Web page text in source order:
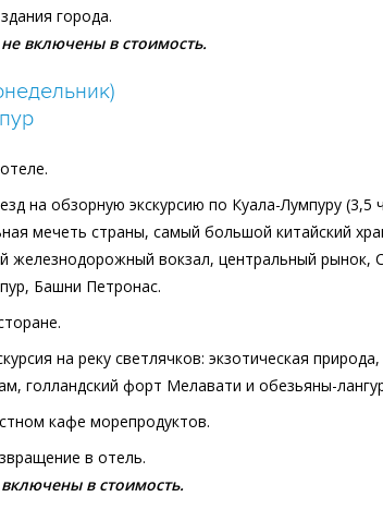
города.
включены в стоимость.
на обзорную экскурсию по Куала-Лумпуру
мечеть страны, самый большой китайский
железнодорожный вокзал, центральный рынок,
Башни Петронас.
на реку светлячков: экзотическая
голландский форт Мелавати и обезьяны-
кафе морепродуктов.
в отель.
в стоимость.